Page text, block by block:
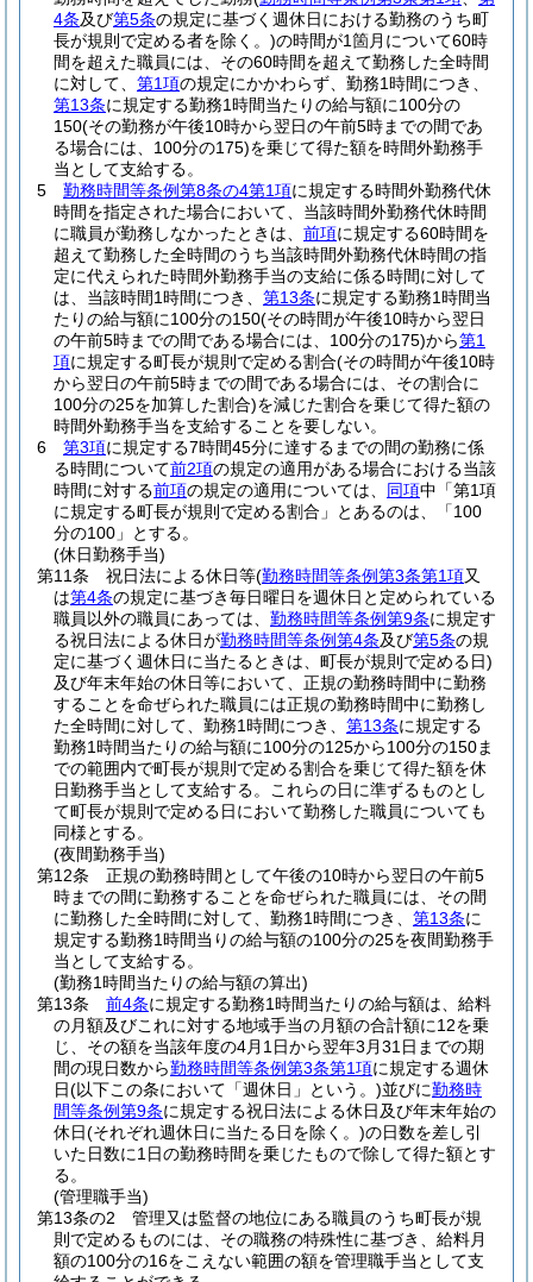
4条及び第5条の規定に基づく週休日における勤務のうち町
長が規則で定める者を除く。)の時間が1箇月について60時
間を超えた職員には、その60時間を超えて勤務した全時間
に対して、 第1項の規定にかかわらず、勤務1時間につき、
第13条に規定する勤務1時間当たりの給与額に100分の
150(その勤務が午後10時から翌日の午前5時までの間であ
る場合には、100分の175)を乗じて得た額を時間外勤務手
当として支給する。
5
勤務時間等条例第8条の4第1項に規定する時間外勤務代休
時間を指定された場合において、当該時間外勤務代休時間
に職員が勤務しなかったときは、 前項に規定する60時間を
超えて勤務した全時間のうち当該時間外勤務代休時間の指
定に代えられた時間外勤務手当の支給に係る時間に対して
は、当該時間1時間につき、 第13条に規定する勤務1時間当
たりの給与額に100分の150(その時間が午後10時から翌日
の午前5時までの間である場合には、100分の175)から第1
項に規定する町長が規則で定める割合(その時間が午後10時
から翌日の午前5時までの間である場合には、その割合に
100分の25を加算した割合)を減じた割合を乗じて得た額の
時間外勤務手当を支給することを要しない。
6
第3項に規定する7時間45分に達するまでの間の勤務に係
る時間について前2項の規定の適用がある場合における当該
時間に対する前項の規定の適用については、 同項中「第1項
に規定する町長が規則で定める割合」とあるのは、「100
分の100」とする。
(休日勤務手当)
第11条
祝日法による休日等(勤務時間等条例第3条第1項又
は第4条の規定に基づき毎日曜日を週休日と定められている
職員以外の職員にあっては、 勤務時間等条例第9条に規定す
る祝日法による休日が勤務時間等条例第4条及び第5条の規
定に基づく週休日に当たるときは、町長が規則で定める日)
及び年末年始の休日等において、正規の勤務時間中に勤務
することを命ぜられた職員には正規の勤務時間中に勤務し
た全時間に対して、勤務1時間につき、 第13条に規定する
勤務1時間当たりの給与額に100分の125から100分の150ま
での範囲内で町長が規則で定める割合を乗じて得た額を休
日勤務手当として支給する。
これらの日に準ずるものとし
て町長が規則で定める日において勤務した職員についても
同様とする。
(夜間勤務手当)
第12条
正規の勤務時間として午後の10時から翌日の午前5
時までの間に勤務することを命ぜられた職員には、その間
に勤務した全時間に対して、勤務1時間につき、 第13条に
規定する勤務1時間当りの給与額の100分の25を夜間勤務手
当として支給する。
(勤務1時間当たりの給与額の算出)
第13条
前4条に規定する勤務1時間当たりの給与額は、給料
の月額及びこれに対する地域手当の月額の合計額に12を乗
じ、その額を当該年度の4月1日から翌年3月31日までの期
間の現日数から勤務時間等条例第3条第1項に規定する週休
日(以下この条において「週休日」という。)並びに勤務時
間等条例第9条に規定する祝日法による休日及び年末年始の
休日(それぞれ週休日に当たる日を除く。)の日数を差し引
いた日数に1日の勤務時間を乗じたもので除して得た額とす
る。
(管理職手当)
第13条の2
管理又は監督の地位にある職員のうち町長が規
則で定めるものには、その職務の特殊性に基づき、給料月
額の100分の16をこえない範囲の額を管理職手当として支